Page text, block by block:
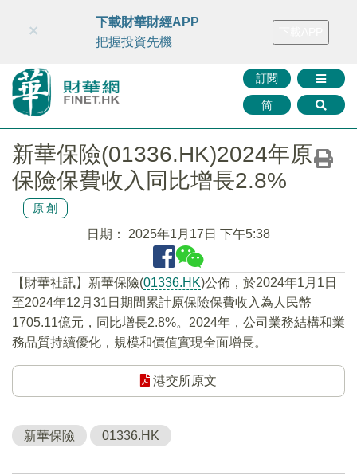
財華智庫網 FINTV FINMETA 財華證券 媒體矩陣
訂閱
简
×
下載財華財經APP
把握投資先機
新華保險(01336.HK)2024年原
保險保費收入同比增長2.8%
原創
日期： 2025年1月17日 下午5:38
【財華社訊】新華保險(01336.HK)公佈，於2024年1月1日
至2024年12月31日期間累計原保險保費收入為人民幣
1705.11億元，同比增長2.8%。2024年，公司業務結構和業
務品質持續優化，規模和價值實現全面增長。
港交所原文
新華保險 01336.HK